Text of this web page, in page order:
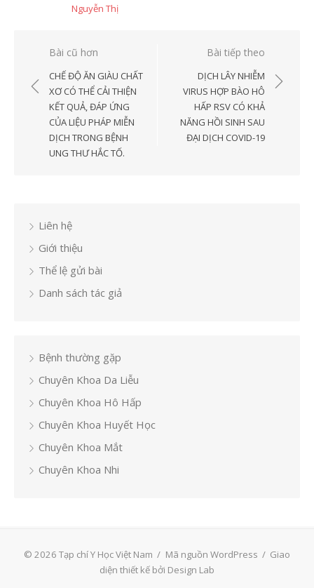
Nguyễn Thị
Điều
hướng
bài
viết
Bài cũ hơn
CHẾ ĐỘ ĂN GIÀU CHẤT
XƠ CÓ THỂ CẢI THIỆN
KẾT QUẢ, ĐÁP ỨNG
CỦA LIỆU PHÁP MIỄN
DỊCH TRONG BỆNH
UNG THƯ HẮC TỐ.
Bài tiếp theo
DỊCH LÂY NHIỄM
VIRUS HỢP BÀO HÔ
HẤP RSV CÓ KHẢ
NĂNG HỒI SINH SAU
ĐẠI DỊCH COVID-19
Liên hệ
Giới thiệu
Thể lệ gửi bài
Danh sách tác giả
Bệnh thường gặp
Chuyên Khoa Da Liễu
Chuyên Khoa Hô Hấp
Chuyên Khoa Huyết Học
Chuyên Khoa Mắt
Chuyên Khoa Nhi
© 2026 Tạp chí Y Học Việt Nam / Mã nguồn WordPress / Giao
diện thiết kế bởi Design Lab